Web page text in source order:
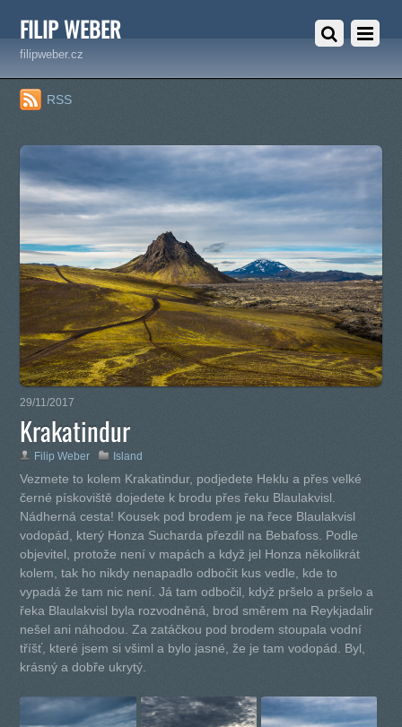
FILIP WEBER
filipweber.cz
RSS
29/11/2017
Krakatindur
Filip Weber Island
Vezmete to kolem Krakatindur, podjedete Heklu a přes velké
černé pískoviště dojedete k brodu přes řeku Blaulakvisl.
Nádherná cesta! Kousek pod brodem je na řece Blaulakvisl
vodopád, který Honza Sucharda přezdil na Bebafoss. Podle
objevitel, protože není v mapách a když jel Honza několikrát
kolem, tak ho nikdy nenapadlo odbočit kus vedle, kde to
vypadá že tam nic není. Já tam odbočil, když pršelo a pršelo a
řeka Blaulakvisl byla rozvodněná, brod směrem na Reykjadalir
nešel ani náhodou. Za zatáčkou pod brodem stoupala vodní
tříšť, které jsem si všiml a bylo jasné, že je tam vodopád. Byl,
krásný a dobře ukrytý.